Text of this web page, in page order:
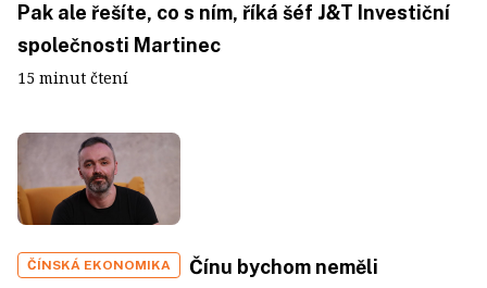
Pak ale řešíte, co s ním, říká šéf J&T Investiční
společnosti Martinec
15 minut čtení
ČÍNSKÁ EKONOMIKA
Čínu bychom neměli